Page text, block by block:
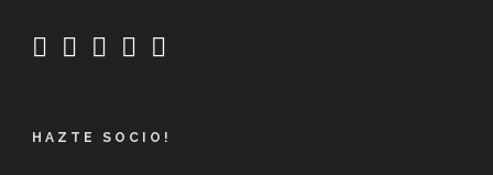
HAZTE SOCIO!